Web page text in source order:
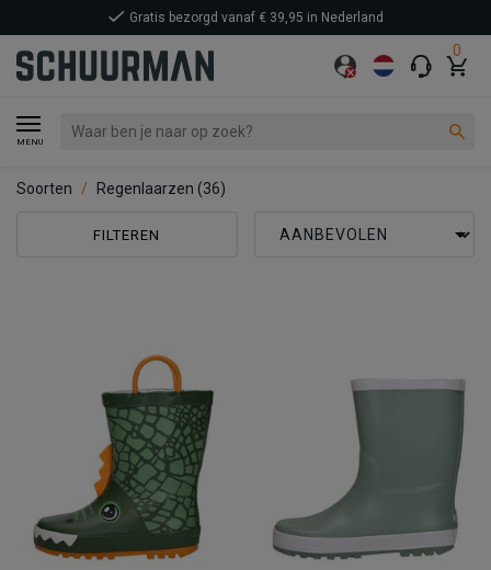
0
MENU
Gratis bezorgd vanaf € 39,95 in Nederland
Soorten Regenlaarzen (36)
FILTEREN